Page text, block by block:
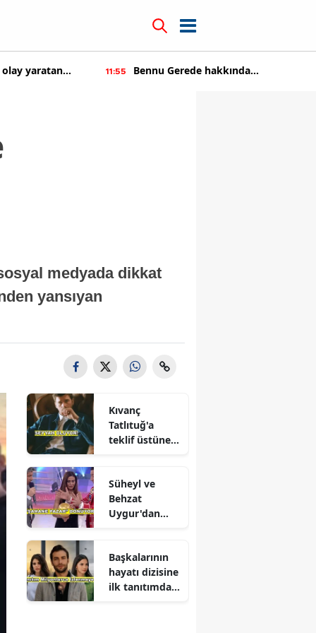
yaratan 11:55
Bennu Gerede hakkında
medyada dikkat
yansıyan
Kıvanç
Tatlıtuğ'a
teklif üstüne
Süheyl ve
Behzat
Uygur'dan
Başkalarının
hayatı dizisine
ilk tanıtımdan